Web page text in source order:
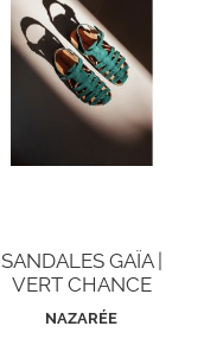
SANDALES GAÏA |
VERT CHANCE
NAZARÉE